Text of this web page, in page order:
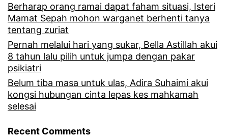
Berharap orang ramai dapat faham situasi, Isteri
Mamat Sepah mohon warganet berhenti tanya
tentang zuriat
Pernah melalui hari yang sukar, Bella Astillah akui
8 tahun lalu pilih untuk jumpa dengan pakar
psikiatri
Belum tiba masa untuk ulas, Adira Suhaimi akui
kongsi hubungan cinta lepas kes mahkamah
selesai
Recent Comments